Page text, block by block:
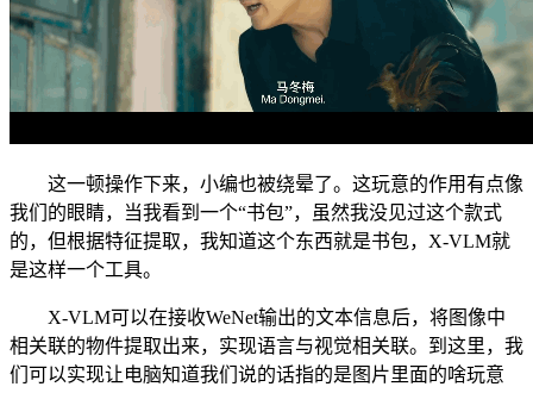
这一顿操作下来，小编也被绕晕了。这玩意的作用有点像
我们的眼睛，当我看到一个“书包”，虽然我没见过这个款式
的，但根据特征提取，我知道这个东西就是书包，X-VLM就
是这样一个工具。
X-VLM可以在接收WeNet输出的文本信息后，将图像中
相关联的物件提取出来，实现语言与视觉相关联。到这里，我
们可以实现让电脑知道我们说的话指的是图片里面的啥玩意